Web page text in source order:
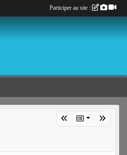
Participer au site :